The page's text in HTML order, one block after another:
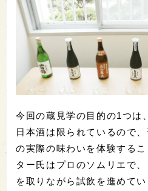
今回の蔵見学の目的の1つは
日本酒は限られているので
の実際の味わいを体験する
ター氏はプロのソムリエで
を取りながら試飲を進めて